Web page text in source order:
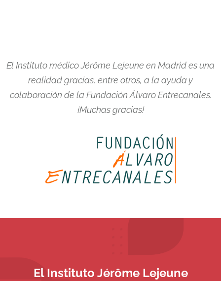
El Instituto médico Jérôme Lejeune en Madrid es una
realidad gracias, entre otros, a la ayuda y
colaboración de la Fundación Álvaro Entrecanales.
¡Muchas gracias!
El Instituto Jérôme Lejeune